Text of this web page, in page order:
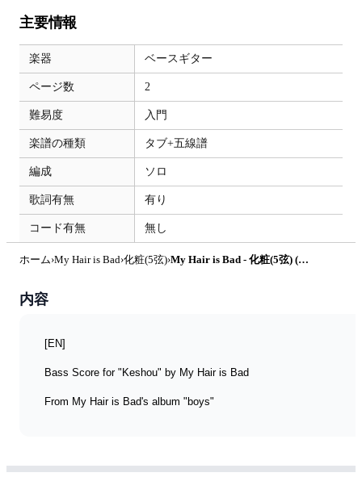
主要情報
楽器 ベースギター
ページ数 2
難易度 入門
楽譜の種類 タブ+五線譜
編成 ソロ
歌詞有無 有り
コード有無 無し
ホーム›My Hair is Bad›化粧(5弦)› My Hair is Bad - 化粧(5弦) (My Hair is Bad/マイヘア/) by TARUO's Bass_Score
内容
[EN]
Bass Score for "Keshou" by My Hair is Bad
From My Hair is Bad's album "boys"
Written without repeat signs for easier reading during